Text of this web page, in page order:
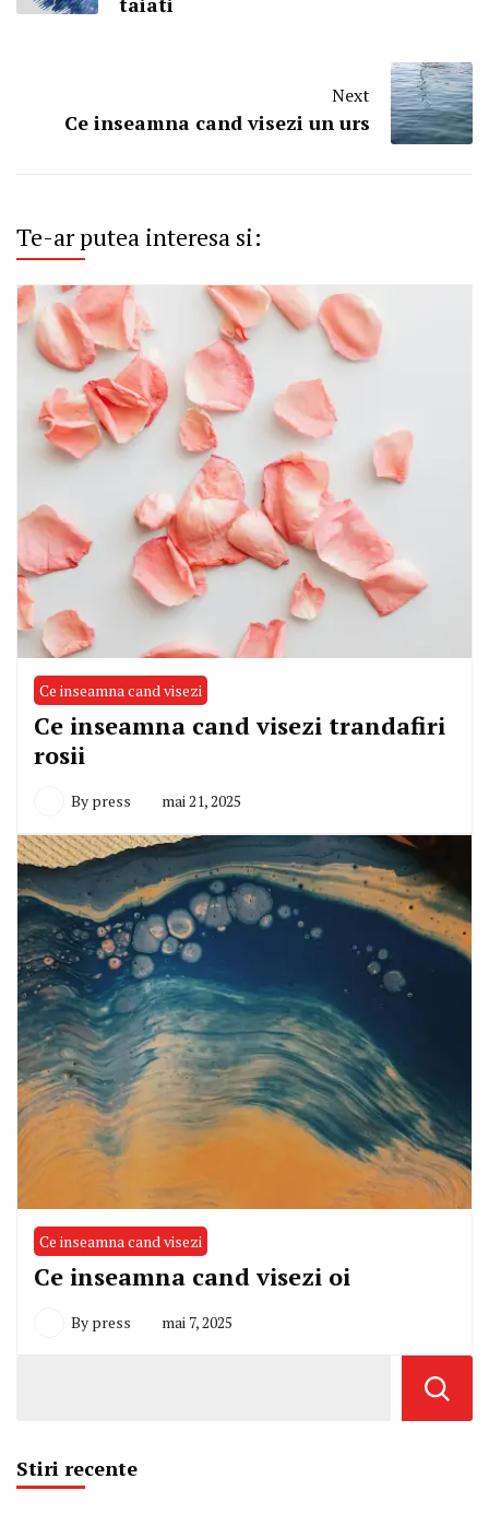
Next
Ce inseamna cand visezi un urs
Te-ar putea interesa si:
Ce inseamna cand visezi
Ce inseamna cand visezi trandafiri
rosii
By press mai 21, 2025
Ce inseamna cand visezi
Ce inseamna cand visezi oi
By press mai 7, 2025
Stiri recente